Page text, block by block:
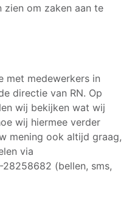
om zaken aan te
met medewerkers in
directie van RN. Op
wij bekijken wat wij
wij hiermee verder
mening ook altijd graag,
via
(bellen, sms,